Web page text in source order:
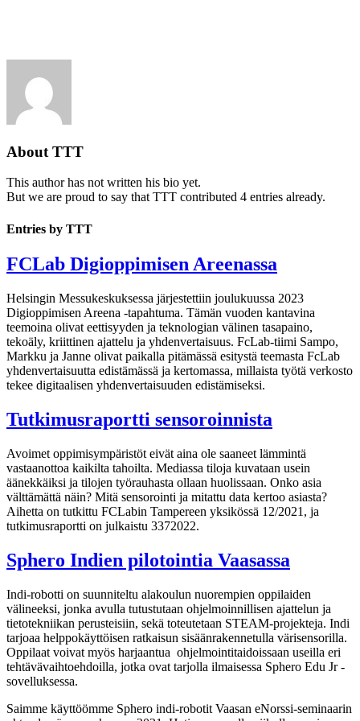
About TTT
This author has not written his bio yet.
But we are proud to say thatTTT contributed 4 entries already.
Entries by TTT
FCLab Digioppimisen Areenassa
Helsingin Messukeskuksessa järjestettiin joulukuussa 2023
Digioppimisen Areena -tapahtuma. Tämän vuoden kantavina
teemoina olivat eettisyyden ja teknologian välinen tasapaino,
tekoäly, kriittinen ajattelu ja yhdenvertaisuus. FcLab-tiimi Sampo,
Markku ja Janne olivat paikalla pitämässä esitystä teemasta FcLab
yhdenvertaisuutta edistämässä ja kertomassa, millaista työtä verkosto
tekee digitaalisen yhdenvertaisuuden edistämiseksi.
Tutkimusraportti sensoroinnista
Avoimet oppimisympäristöt eivät aina ole saaneet lämmintä
vastaanottoa kaikilta tahoilta. Mediassa tiloja kuvataan usein
äänekkäiksi ja tilojen työrauhasta ollaan huolissaan. Onko asia
välttämättä näin? Mitä sensorointi ja mitattu data kertoo asiasta?
Aihetta on tutkittu FCLabin Tampereen yksikössä 12/2021, ja
tutkimusraportti on julkaistu 3372022.
Sphero Indien pilotointia Vaasassa
Indi-robotti on suunniteltu alakoulun nuorempien oppilaiden
välineeksi, jonka avulla tutustutaan ohjelmoinnillisen ajattelun ja
tietotekniikan perusteisiin, sekä toteutetaan STEAM-projekteja. Indi
tarjoaa helppokäyttöisen ratkaisun sisäänrakennetulla värisensorilla.
Oppilaat voivat myös harjaantua ohjelmointitaidoissaan useilla eri
tehtävävaihtoehdoilla, jotka ovat tarjolla ilmaisessa Sphero Edu Jr -
sovelluksessa.
Saimme käyttöömme Sphero indi-robotit Vaasan eNorssi-seminaarin